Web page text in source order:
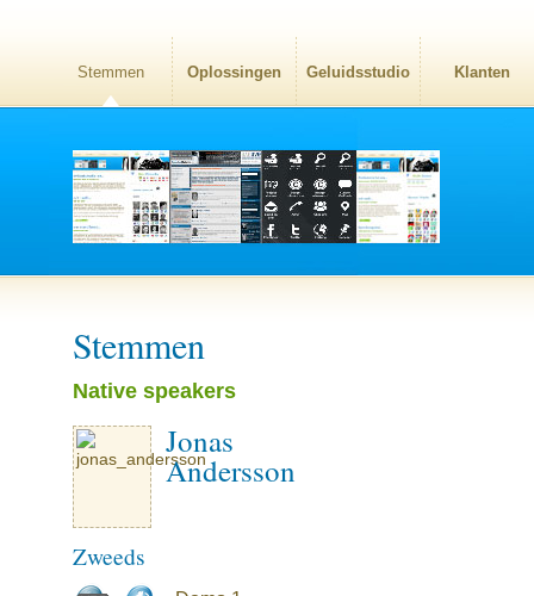
Stemmen Oplossingen Geluidsstudio Klanten
Stemmen
Native speakers
Jonas
Andersson
Zweeds